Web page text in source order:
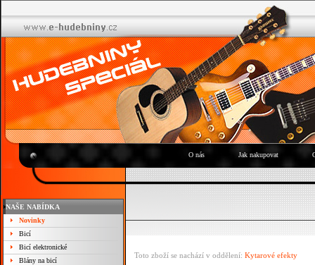
O nás Jak nakupovat
NAŠE NABÍDKA
Novinky
Bicí
Bicí elektronické
Blány na bicí
Toto zboží se nachází v oddělení: Kytarové efekty